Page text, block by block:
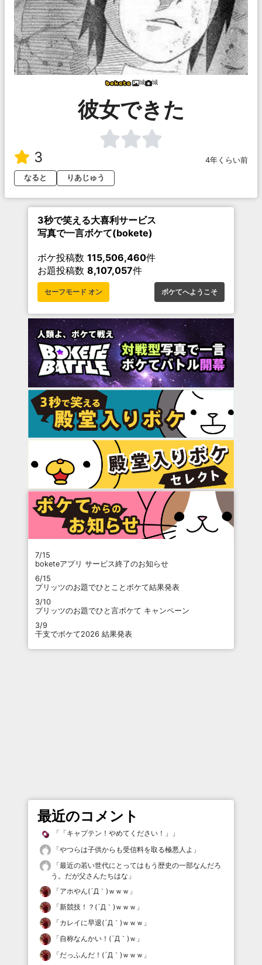
城 城
彼女できた
3
4年くらい前
なると
りあじゅう
3秒で笑える大喜利サービス
写真で一言ボケて(bokete)
ボケ投稿数 115,506,460件
お題投稿数 8,107,057件
セーフモード オン ボケてへようこそ
7/15
boketeアプリ サービス終了のお知らせ
6/15
プリッツのお題でひとことボケて結果発表
3/10
プリッツのお題でひと言ボケて キャンペーン
3/9
干支でボケて2026 結果発表
最近のコメント
「 「キャプテン！やめてください！」
」
「やつらは子供からも受信料を取る極悪人よ 」
「最近の若い世代にとってはもう歴史の一部なんだろ
う。だが父さんたちはな 」
「アホやん(´Д｀)ｗｗｗ 」
「新競技！？(´Д｀)ｗｗｗ 」
「カレイに早退(´Д｀)ｗｗｗ 」
「自称なんかい！(´Д｀)ｗ 」
「だっふんだ！(´Д｀)ｗｗｗ 」